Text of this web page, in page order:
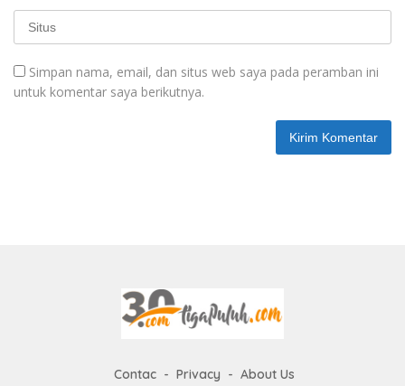
Simpan nama, email, dan situs web saya pada peramban ini
untuk komentar saya berikutnya.
Contac Privacy About Us